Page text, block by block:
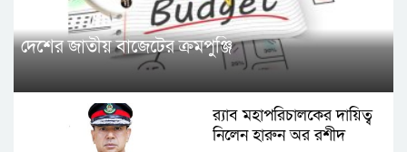
দেশের জাতীয় বাজেটের ক্রমপুঞ্জি
র‌্যাব মহাপরিচালকের দায়িত্ব
নিলেন হারুন অর রশীদ